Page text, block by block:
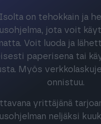
Isolta on tehokkain ja
jota voit
Voit luoda ja
paperisena tai
Myös
onnistuu.
yrittäjänä
neljäksi